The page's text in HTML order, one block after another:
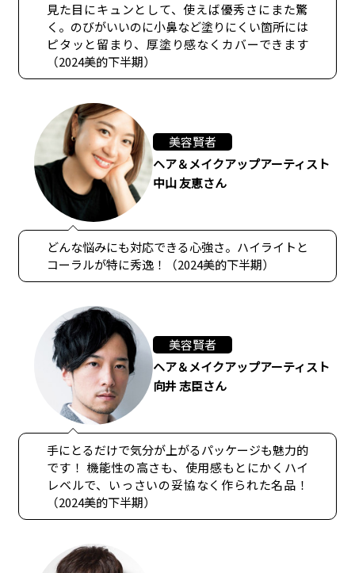
見た目にキュンとして、使えば優秀さにまた驚
く。のびがいいのに小鼻など塗りにくい箇所には
ピタッと留まり、厚塗り感なくカバーできます
（2024美的下半期）
美容賢者
ヘア＆メイクアップアーティスト
中山 友恵さん
どんな悩みにも対応できる心強さ。ハイライトと
コーラルが特に秀逸！（2024美的下半期）
美容賢者
ヘア＆メイクアップアーティスト
向井 志臣さん
手にとるだけで気分が上がるパッケージも魅力的
です！ 機能性の高さも、使用感もとにかくハイ
レベルで、いっさいの妥協なく作られた名品！
（2024美的下半期）